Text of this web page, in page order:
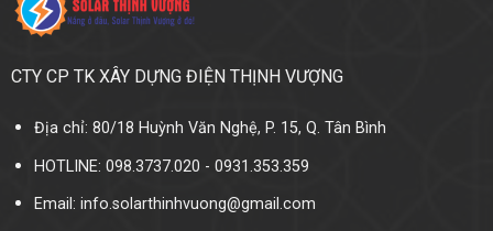
CTY CP TK XÂY DỰNG ĐIỆN THỊNH VƯỢNG
Địa chỉ: 80/18 Huỳnh Văn Nghệ, P. 15, Q. Tân Bình
HOTLINE: 098.3737.020 - 0931.353.359
Email: info.solarthinhvuong@gmail.com